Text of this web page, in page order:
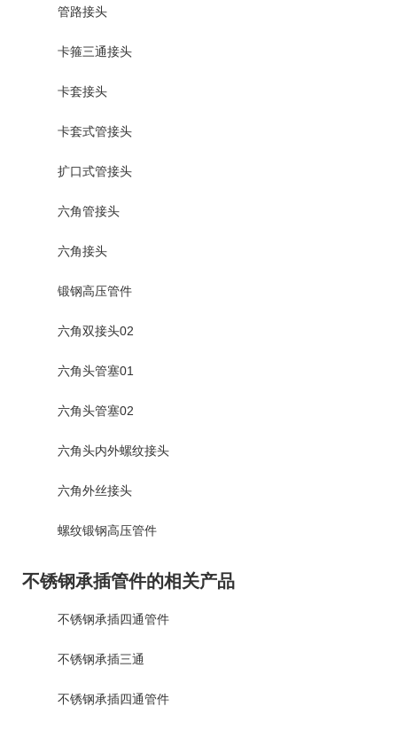
管路接头
卡箍三通接头
卡套接头
卡套式管接头
扩口式管接头
六角管接头
六角接头
锻钢高压管件
六角双接头02
六角头管塞01
六角头管塞02
六角头内外螺纹接头
六角外丝接头
螺纹锻钢高压管件
不锈钢承插管件的相关产品
不锈钢承插四通管件
不锈钢承插三通
不锈钢承插四通管件